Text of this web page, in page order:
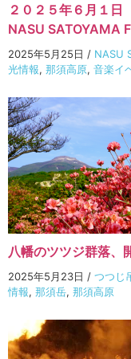
２０２５年６月１日
NASU SATOYAMA
2025年5月25日 / NASU
光情報, 那須高原, 音楽イ
八幡のツツジ群落、
2025年5月23日 / つつじ
情報, 那須岳, 那須高原